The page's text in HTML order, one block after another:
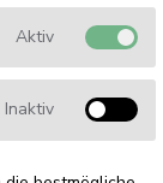
54
Aktiv
Inaktiv